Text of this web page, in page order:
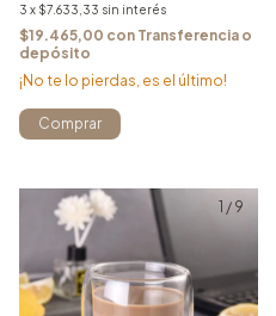
3 x $7.633,33 sin interés
$19.465,00 con Transferencia o
depósito
¡No te lo pierdas, es el último!
Comprar
1 / 9